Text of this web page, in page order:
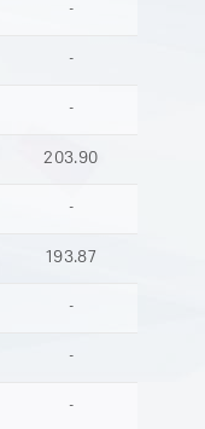
-
-
-
203.90
-
193.87
-
-
-